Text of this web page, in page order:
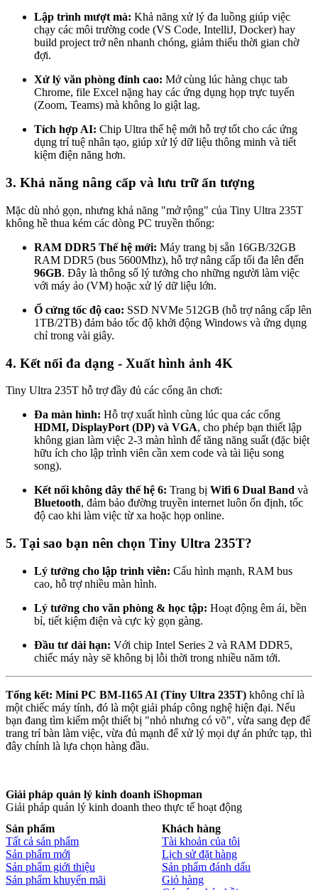
Lập trình mượt mà: Khả năng xử lý đa luồng giúp việc
chạy các môi trường code (VS Code, IntelliJ, Docker) hay
build project trở nên nhanh chóng, giảm thiểu thời gian chờ
đợi.
Xử lý văn phòng đỉnh cao: Mở cùng lúc hàng chục tab
Chrome, file Excel nặng hay các ứng dụng họp trực tuyến
(Zoom, Teams) mà không lo giật lag.
Tích hợp AI: Chip Ultra thế hệ mới hỗ trợ tốt cho các ứng
dụng trí tuệ nhân tạo, giúp xử lý dữ liệu thông minh và tiết
kiệm điện năng hơn.
3. Khả năng nâng cấp và lưu trữ ấn tượng
Mặc dù nhỏ gọn, nhưng khả năng "mở rộng" của Tiny Ultra 235T
không hề thua kém các dòng PC truyền thống:
RAM DDR5 Thế hệ mới: Máy trang bị sẵn 16GB/32GB
RAM DDR5 (bus 5600Mhz), hỗ trợ nâng cấp tối đa lên đến
96GB. Đây là thông số lý tưởng cho những người làm việc
với máy ảo (VM) hoặc xử lý dữ liệu lớn.
Ổ cứng tốc độ cao: SSD NVMe 512GB (hỗ trợ nâng cấp lên
1TB/2TB) đảm bảo tốc độ khởi động Windows và ứng dụng
chỉ trong vài giây.
4. Kết nối đa dạng - Xuất hình ảnh 4K
Tiny Ultra 235T hỗ trợ đầy đủ các cổng ăn chơi:
Đa màn hình: Hỗ trợ xuất hình cùng lúc qua các cổng
HDMI, DisplayPort (DP) và VGA, cho phép bạn thiết lập
không gian làm việc 2-3 màn hình để tăng năng suất (đặc biệt
hữu ích cho lập trình viên cần xem code và tài liệu song
song).
Kết nối không dây thế hệ 6: Trang bị Wifi 6 Dual Band và
Bluetooth, đảm bảo đường truyền internet luôn ổn định, tốc
độ cao khi làm việc từ xa hoặc họp online.
5. Tại sao bạn nên chọn Tiny Ultra 235T?
Lý tưởng cho lập trình viên: Cấu hình mạnh, RAM bus
cao, hỗ trợ nhiều màn hình.
Lý tưởng cho văn phòng & học tập: Hoạt động êm ái, bền
bỉ, tiết kiệm điện và cực kỳ gọn gàng.
Đầu tư dài hạn: Với chip Intel Series 2 và RAM DDR5,
chiếc máy này sẽ không bị lỗi thời trong nhiều năm tới.
Tổng kết: Mini PC BM-I165 AI (Tiny Ultra 235T) không chỉ là
một chiếc máy tính, đó là một giải pháp công nghệ hiện đại. Nếu
bạn đang tìm kiếm một thiết bị "nhỏ nhưng có võ", vừa sang đẹp để
trang trí bàn làm việc, vừa đủ mạnh để xử lý mọi dự án phức tạp, thì
đây chính là lựa chọn hàng đầu.
Giải pháp quản lý kinh doanh iShopman
Giải pháp quản lý kinh doanh theo thực tế hoạt động
Sản phẩm
Tất cả sản phẩm
Sản phẩm mới
Sản phẩm giới thiệu
Sản phẩm khuyến mãi
Khách hàng
Tài khoản của tôi
Lịch sử đặt hàng
Sản phẩm đánh dấu
Giỏ hàng